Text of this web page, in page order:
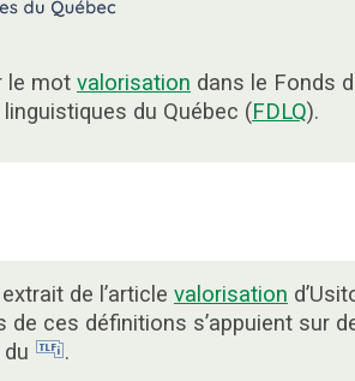
le mot valorisation dans le Fonds
du Québec (FDLQ).
de l’article valorisation
de ces définitions s’appuient sur
.